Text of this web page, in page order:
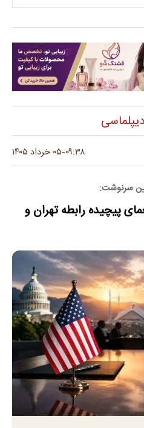
دیپلماسی
۰۹:۳۸-۰۵ خرداد ۱۴۰۵
سرنوشت:
پیچیده رابطه تهران و